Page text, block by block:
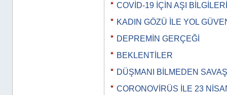
COVİD-19 İÇİN AŞI BİLGİLERİ
KADIN GÖZÜ İLE YOL
DEPREMİN GERÇEĞİ
BEKLENTİLER
DÜŞMANI BİLMEDEN
CORONOVİRÜS İLE 23